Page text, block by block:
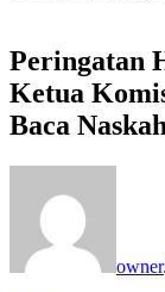
Peringatan
Ketua
Baca
owner